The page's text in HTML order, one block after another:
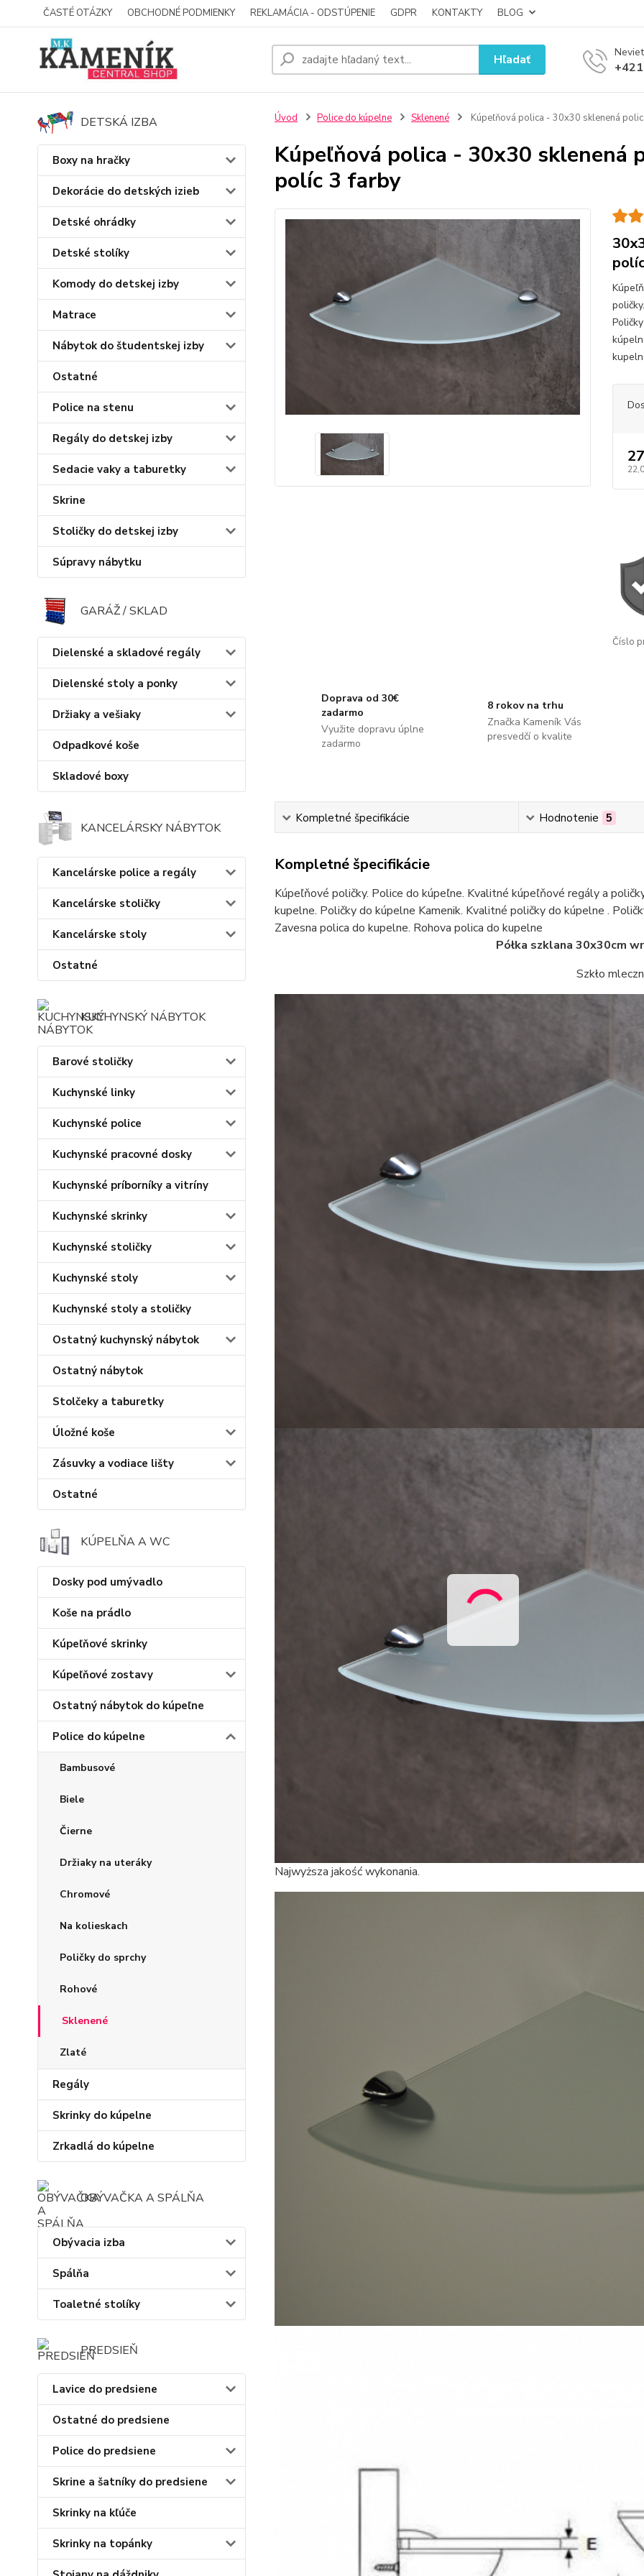
ČASTÉ OTÁZKY OBCHODNÉ PODMIENKY REKLAMÁCIA - ODSTÚPENIE GDPR KONTAKTY BLOG
Hľadať
DETSKÁ IZBA
Boxy na hračky
Dekorácie do detských izieb
Detské ohrádky
Detské stolíky
Komody do detskej izby
Matrace
Nábytok do študentskej izby
Ostatné
Police na stenu
Regály do detskej izby
Sedacie vaky a taburetky
Skrine
Stoličky do detskej izby
Súpravy nábytku
GARÁŽ / SKLAD
Dielenské a skladové regály
Dielenské stoly a ponky
Držiaky a vešiaky
Odpadkové koše
Skladové boxy
KANCELÁRSKY NÁBYTOK
Kancelárske police a regály
Kancelárske stoličky
Kancelárske stoly
Ostatné
KUCHYNSKÝ NÁBYTOK
Barové stoličky
Kuchynské linky
Kuchynské police
Kuchynské pracovné dosky
Kuchynské príborníky a vitríny
Kuchynské skrinky
Kuchynské stoličky
Kuchynské stoly
Kuchynské stoly a stoličky
Ostatný kuchynský nábytok
Ostatný nábytok
Stolčeky a taburetky
Úložné koše
Zásuvky a vodiace lišty
Ostatné
KÚPELŇA A WC
Dosky pod umývadlo
Koše na prádlo
Kúpeľňové skrinky
Kúpeľňové zostavy
Ostatný nábytok do kúpeľne
Police do kúpelne
Bambusové
Biele
Čierne
Držiaky na uteráky
Chromové
Na kolieskach
Poličky do sprchy
Rohové
Sklenené
Zlaté
Regály
Skrinky do kúpelne
Zrkadlá do kúpelne
OBÝVAČKA A SPÁLŇA
Obývacia izba
Spálňa
Toaletné stolíky
PREDSIEŇ
Lavice do predsiene
Ostatné do predsiene
Police do predsiene
Skrine a šatníky do predsiene
Skrinky na kľúče
Skrinky na topánky
Úvod Police do kúpelne Sklenené Kúpeľňová polica - 30x30 sklenená
Kúpeľňová polica - 30x30 sklenená
políc 3 farby
Číslo
Doprava od 30€
zadarmo
Využite dopravu úplne
zadarmo
8 rokov na trhu
Značka Kameník Vás
presvedčí o kvalite
Kompletné špecifikácie Hodnotenie 5
Kompletné špecifikácie
Kúpeľňové poličky. Police do kúpeľne. Kvalitné kúpeľňové regály a
kupelne. Poličky do kúpelne Kamenik. Kvalitné poličky do kúpelne .
Zavesna polica do kupelne. Rohova polica do kupelne
Półka szklana 30x30cm wraz z
Szkło mleczne gr.
Najwyższa jakość wykonania.